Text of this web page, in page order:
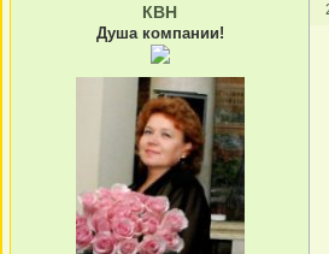
КВН
Душа компании!